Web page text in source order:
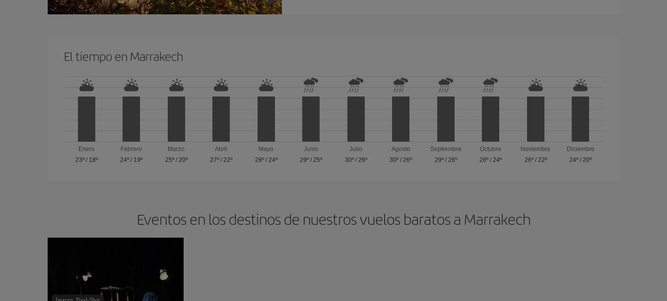
El tiempo en Marrakech
Enero
23º/ 18º
Febrero
24º / 19º
Marzo
25º/ 20º
Abril
27º /22º
Mayo
28º/ 24º
Junio
29º /25º
Julio
30º/ 26º
Agosto
30º /26º
Septiembre
29º/ 26º
Octubre
28º /24º
Noviembre
26º/ 22º
Diciembre
24º /20º
Eventos en los destinos de nuestros vuelos baratos a Marrakech
Imagen: Pixel-Shot